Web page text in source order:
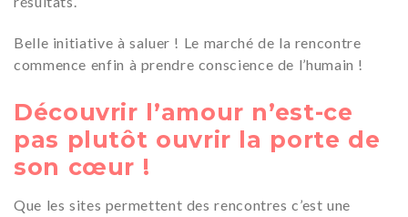
Belle initiative à saluer ! Le marché de la rencontre
commence enfin à prendre conscience de l’humain !
Découvrir l’amour n’est-ce
pas plutôt ouvrir la porte de
son cœur !
Que les sites permettent des rencontres c’est une